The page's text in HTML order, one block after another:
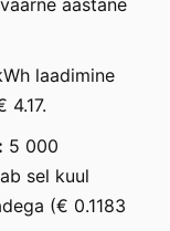
laadimine
4.17.
5 000
sel kuul
(€ 0.1183